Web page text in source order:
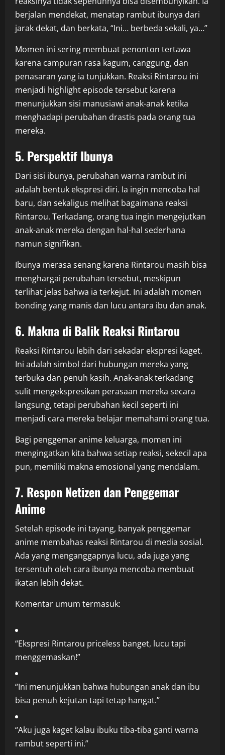
berjalan mendekat, menatap rambut ibunya dari
jarak dekat, dan berkata, “Ini… berbeda sekali, ya…”
Momen ini sering membuat penonton tertawa
karena campuran rasa kagum, canggung, dan
penasaran yang ia tunjukkan. Reaksi Rintarou ini
menjadi highlight episode tersebut karena
menunjukkan sisi manusiawi anak-anak ketika
menghadapi perubahan drastis pada orang tua
mereka.
5. Perspektif Ibunya
Dari sisi ibunya, perubahan warna rambut ini
adalah bentuk ekspresi diri. Ia ingin mencoba hal
baru, dan sekaligus melihat bagaimana reaksi
Rintarou. Terkadang, orang tua ingin mengejutkan
anak-anak mereka dengan hal-hal sederhana
namun signifikan.
Ibunya merasa senang karena Rintarou masih bisa
menghargai perubahan tersebut, meskipun
terlihat jelas bahwa ia terkejut. Ini adalah momen
bonding yang manis dan lucu antara ibu dan anak.
6. Makna di Balik Reaksi Rintarou
Reaksi Rintarou lebih dari sekadar ekspresi kaget.
Ini adalah simbol dari hubungan mereka yang
terbuka dan penuh kasih. Anak-anak terkadang
sulit mengekspresikan perasaan mereka secara
langsung, tetapi perubahan kecil seperti ini
menjadi cara mereka belajar memahami orang tua.
Bagi penggemar anime keluarga, momen ini
mengingatkan kita bahwa setiap reaksi, sekecil apa
pun, memiliki makna emosional yang mendalam.
7. Respon Netizen dan Penggemar
Anime
Setelah episode ini tayang, banyak penggemar
anime membahas reaksi Rintarou di media sosial.
Ada yang menganggapnya lucu, ada juga yang
tersentuh oleh cara ibunya mencoba membuat
ikatan lebih dekat.
Komentar umum termasuk:
“Ekspresi Rintarou priceless banget, lucu tapi
menggemaskan!”
“Ini menunjukkan bahwa hubungan anak dan ibu
bisa penuh kejutan tapi tetap hangat.”
“Aku juga kaget kalau ibuku tiba-tiba ganti warna
rambut seperti ini.”